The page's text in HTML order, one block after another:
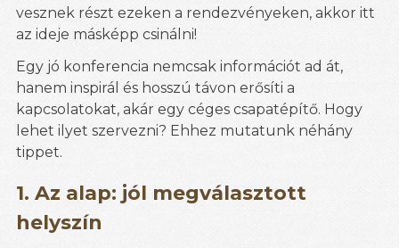
vesznek részt ezeken a rendezvényeken, akkor itt
az ideje másképp csinálni!
Egy jó konferencia nemcsak információt ad át,
hanem inspirál és hosszú távon erősíti a
kapcsolatokat, akár egy céges csapatépítő. Hogy
lehet ilyet szervezni? Ehhez mutatunk néhány
tippet.
1. Az alap: jól megválasztott
helyszín